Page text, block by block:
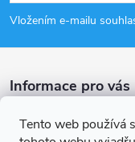
Tento web používá
p
a
t
Vložením e-mailu
Informace pro vás
Přijímáme online